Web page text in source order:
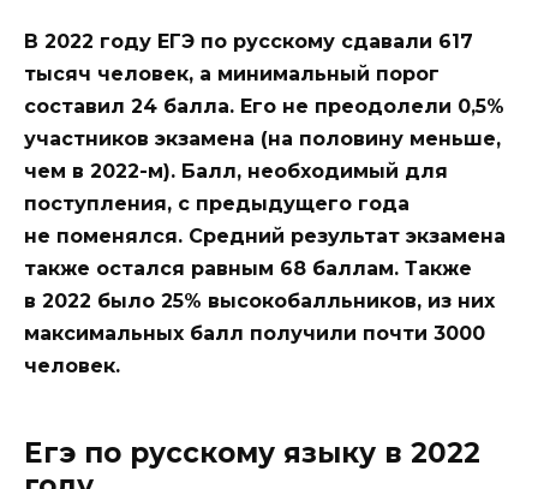
В 2022 году ЕГЭ по русскому сдавали 617
тысяч человек, а минимальный порог
составил 24 балла. Его не преодолели 0,5%
участников экзамена (на половину меньше,
чем в 2022-м). Балл, необходимый для
поступления, с предыдущего года
не поменялся. Средний результат экзамена
также остался равным 68 баллам. Также
в 2022 было 25% высокобалльников, из них
максимальных балл получили почти 3000
человек.
Егэ по русскому языку в 2022